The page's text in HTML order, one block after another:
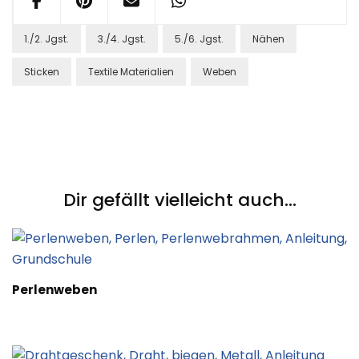
1./2. Jgst. 3./4. Jgst. 5./6. Jgst. Nähen
Sticken Textile Materialien Weben
Dir gefällt vielleicht auch...
Perlenweben